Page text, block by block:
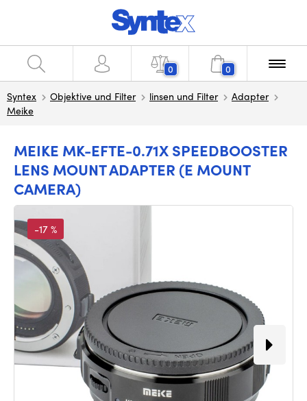
0 0
Syntex Objektive und Filter linsen und Filter
Adapter
Meike
MEIKE MK-EFTE-0.71X SPEEDBOOSTER
LENS MOUNT ADAPTER (E MOUNT
CAMERA)
-17 %